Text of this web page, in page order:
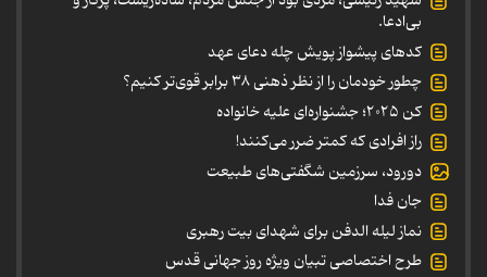
بی‌ادعا.
کدهای پیشواز پویش چله دعای عهد
چطور خودمان را از نظر ذهنی ۳۸ برابر قوی‌تر کنیم؟
کن ۲۰۲۵؛ جشنواره‌ای علیه خانواده
راز افرادی که کمتر ضرر می‌کنند!
دورود، سرزمین شگفتی‌های طبیعت
جان فدا
نماز لیله الدفن برای شهدای بیت رهبری
طرح اختصاصی تبیان ویژه روز جهانی قدس